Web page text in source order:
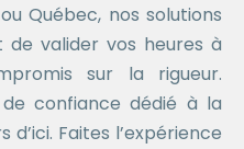
Québec, nos solutions
valider vos heures à
sur la rigueur.
confiance dédié à la
Faites l’expérience